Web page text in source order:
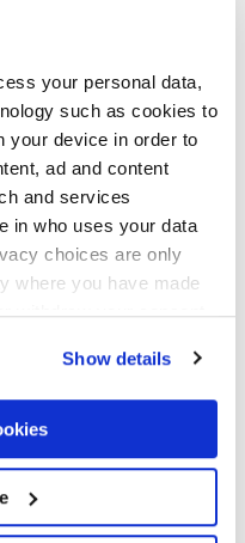
your personal data,
such as cookies to
your device in order to
ad and content
and services
in who uses your data
choices are only
where you have made
withdraw your consent
your geographical
to within several
scanning it for
Show details
STAGE DARK